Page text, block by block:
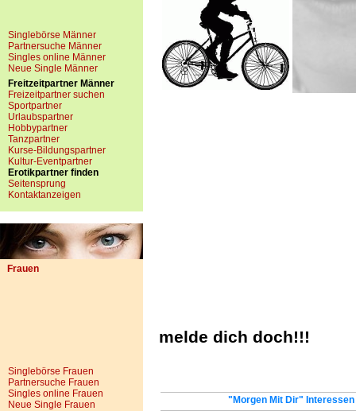
Singlebörse Männer
Partnersuche Männer
Singles online Männer
Neue Single Männer
Freitzeitpartner Männer
Freizeitpartner suchen
Sportpartner
Urlaubspartner
Hobbypartner
Tanzpartner
Kurse-Bildungspartner
Kultur-Eventpartner
Erotikpartner finden
Seitensprung
Kontaktanzeigen
Frauen
Singlebörse Frauen
Partnersuche Frauen
Singles online Frauen
Neue Single Frauen
melde dich doch!!!
"Morgen Mit Dir" Interessen